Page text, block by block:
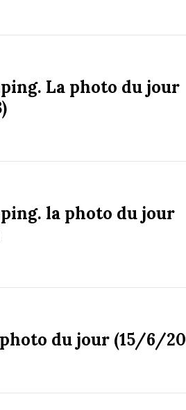
La photo du jour
la photo du jour
du jour (15/6/